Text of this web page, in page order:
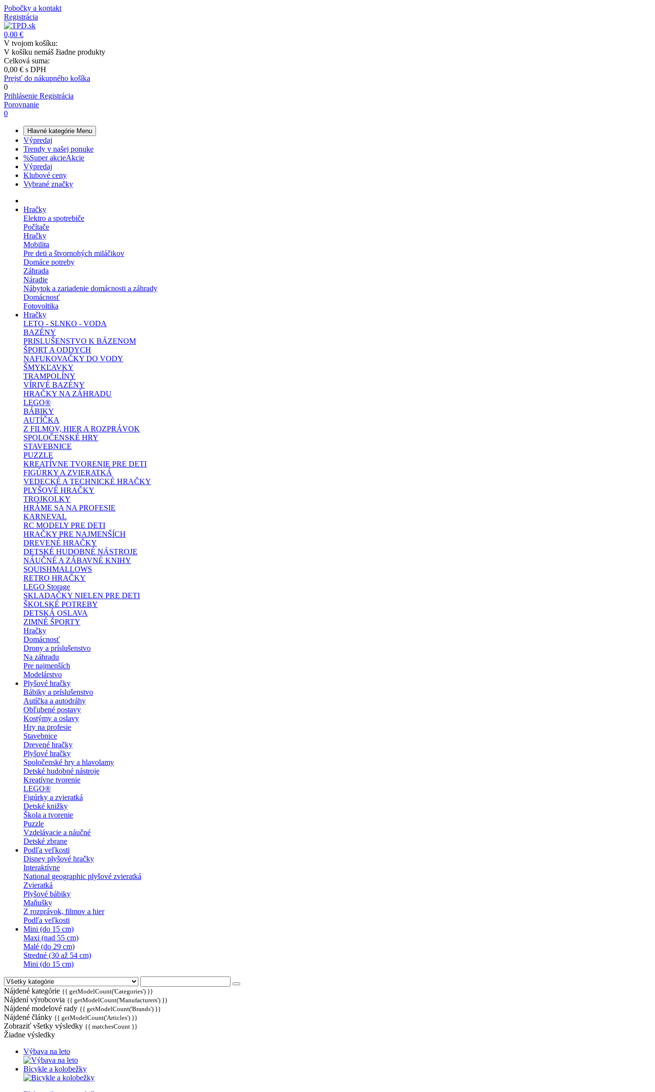
Pobočky a kontakt
Registrácia
0,00 €
V tvojom košíku:
V košíku nemáš žiadne produkty
Celková suma:
0,00 € s DPH
Prejsť do nákupného košíka
0
Prihlásenie Registrácia
Porovnanie
0
Hlavné kategórie Menu
Výpredaj
Trendy v našej ponuke
%Super akcieAkcie
Výpredaj
Klubové ceny
Vybrané značky
Hračky
Elektro a spotrebiče
Počítače
Hračky
Mobilita
Pre deti a štvornohých miláčikov
Domáce potreby
Záhrada
Náradie
Nábytok a zariadenie domácnosti a záhrady
Domácnosť
Fotovoltika
Hračky
LETO - SLNKO - VODA
BAZÉNY
PRISLUŠENSTVO K BÁZENOM
ŠPORT A ODDYCH
NAFUKOVAČKY DO VODY
ŠMYKĽAVKY
TRAMPOLÍNY
VÍRIVÉ BAZÉNY
HRAČKY NA ZÁHRADU
LEGO®
BÁBIKY
AUTÍČKA
Z FILMOV, HIER A ROZPRÁVOK
SPOLOČENSKÉ HRY
STAVEBNICE
PUZZLE
KREATÍVNE TVORENIE PRE DETI
FIGÚRKY A ZVIERATKÁ
VEDECKÉ A TECHNICKÉ HRAČKY
PLYŠOVÉ HRAČKY
TROJKOLKY
HRÁME SA NA PROFESIE
KARNEVAL
RC MODELY PRE DETI
HRAČKY PRE NAJMENŠÍCH
DREVENÉ HRAČKY
DETSKÉ HUDOBNÉ NÁSTROJE
NÁUČNÉ A ZÁBAVNÉ KNIHY
SQUISHMALLOWS
RETRO HRAČKY
LEGO Storage
SKLADAČKY NIELEN PRE DETI
ŠKOLSKÉ POTREBY
DETSKÁ OSLAVA
ZIMNÉ ŠPORTY
Hračky
Domácnosť
Drony a príslušenstvo
Na záhradu
Pre najmenších
Modelárstvo
Plyšové hračky
Bábiky a príslušenstvo
Autíčka a autodráhy
Obľubené postavy
Kostýmy a oslavy
Hry na profesie
Stavebnice
Drevené hračky
Plyšové hračky
Spoločenské hry a hlavolamy
Detské hudobné nástroje
Kreatívne tvorenie
LEGO®
Figúrky a zvieratká
Detské knižky
Škola a tvorenie
Puzzle
Vzdelávacie a náučné
Detské zbrane
Podľa veľkosti
Disney plyšové hračky
Interaktívne
National geographic plyšové zvieratká
Zvieratká
Plyšové bábiky
Maňušky
Z rozprávok, filmov a hier
Podľa veľkosti
Mini (do 15 cm)
Maxi (nad 55 cm)
Malé (do 29 cm)
Stredné (30 až 54 cm)
Mini (do 15 cm)
Nájdené kategórie {{ getModelCount('Categories') }}
Nájdení výrobcovia {{ getModelCount('Manufacturers') }}
Nájdené modelové rady {{ getModelCount('Brands') }}
Nájdené články {{ getModelCount('Articles') }}
Zobraziť všetky výsledky {{ matchesCount }}
Žiadne výsledky
Výbava na leto
Bicykle a kolobežky